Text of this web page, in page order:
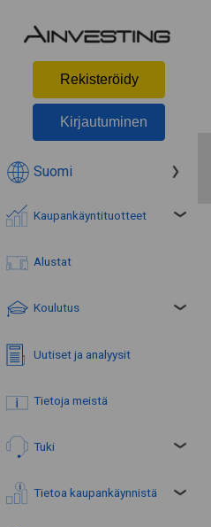
Rekisteröidy
Kirjautuminen
Suomi
Kaupankäyntituotteet
Alustat
Koulutus
Uutiset ja analyysit
Tietoja meistä
Tuki
Tietoa kaupankäynnistä